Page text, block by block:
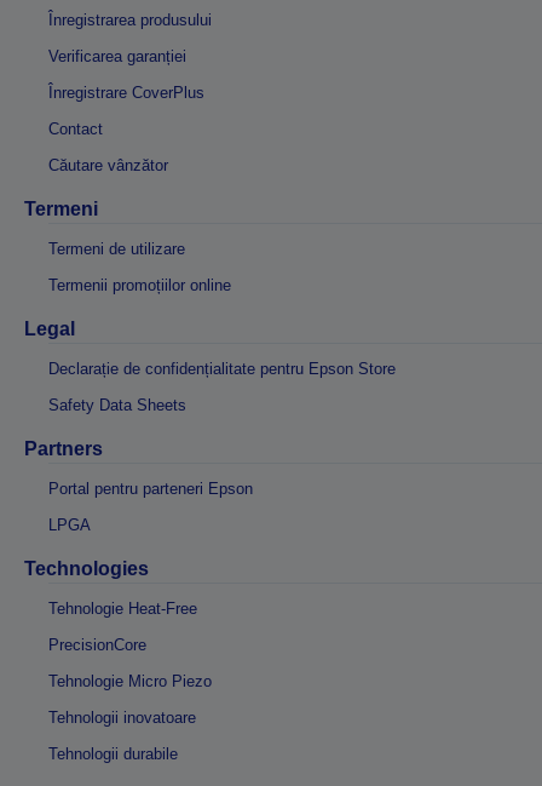
Înregistrarea produsului
Verificarea garanției
Înregistrare CoverPlus
Contact
Căutare vânzător
Termeni
Termeni de utilizare
Termenii promoțiilor online
Legal
Declarație de confidențialitate pentru Epson Store
Safety Data Sheets
Partners
Portal pentru parteneri Epson
LPGA
Technologies
Tehnologie Heat-Free
PrecisionCore
Tehnologie Micro Piezo
Tehnologii inovatoare
Tehnologii durabile